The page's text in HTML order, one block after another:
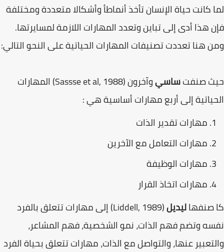
لما كانت حياة الإنسان تأخذ أنماطأ وأشكالا متعددة ومختلفة
فإن هذا أدى إلى تباين وتعدد المهارات اللازمة لمسايرتها.
ومن هنا تعددت تصنيفات المهارات الحياتية على النحو التالي:
حيث صنفتساسي
وآخرون (1988 ,Sassse et al) المهارات
الحياتية إلى أربع مهارات أساسية هي :
مهارات تقدير الذات
مهارات التعامل مع الآخرين
مهارات الوظيفة
مهارات اتخاذ القرار
کا صنفهاليديل
(1989 ,Liddell) إلى مهارات تتعلق بالفرد
نفسه وتضم فهم الذات، نمو الشخصية، فهم المشاعر،
والتعبير عنها، والتواصل مع الذات، مهارات تتعلق بحياة الفرد